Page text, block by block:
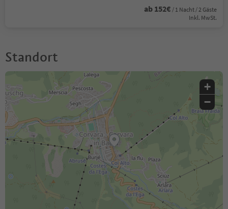
ab 152€ / 1 Nacht / 2 Gäste
Inkl. MwSt.
Standort
+
−